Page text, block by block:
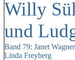
Willy
und
Band 79: Janet Wagner
Linda Freyberg